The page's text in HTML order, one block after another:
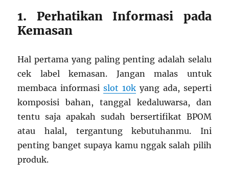
1. Perhatikan Informasi pada
Kemasan
Hal pertama yang paling penting adalah selalu
cek label kemasan. Jangan malas untuk
membaca informasislot 10k yang ada, seperti
komposisi bahan, tanggal kedaluwarsa, dan
tentu saja apakah sudah bersertifikat BPOM
atau halal, tergantung kebutuhanmu. Ini
penting banget supaya kamu nggak salah pilih
produk.